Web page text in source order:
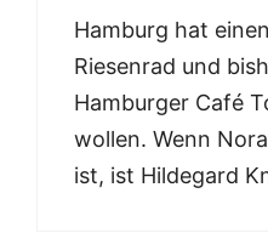
Hamburg hat
Riesenrad und
Hamburger Café
wollen. Wenn
ist, ist Hildegard